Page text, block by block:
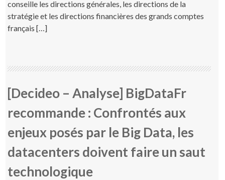
conseille les directions générales, les directions de la
stratégie et les directions financières des grands comptes
français […]
[Decideo – Analyse] BigDataFr
recommande : Confrontés aux
enjeux posés par le Big Data, les
datacenters doivent faire un saut
technologique